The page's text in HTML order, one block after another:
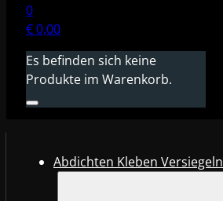
0
€0,00
Es befinden sich keine
Produkte im Warenkorb.
Abdichten Kleben Versiegeln